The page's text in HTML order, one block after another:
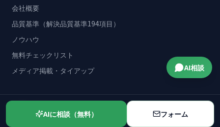
AIに相談（無料） フォーム
会社概要
品質基準（解決品質基準194項目）
ノウハウ
無料チェックリスト
メディア掲載・タイアップ
AI相談